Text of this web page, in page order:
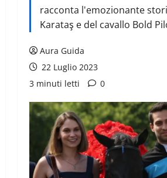
racconta l'emozionante
Karataş e del cavallo Bold
Aura Guida
22 Luglio 2023
3 minuti letti
0